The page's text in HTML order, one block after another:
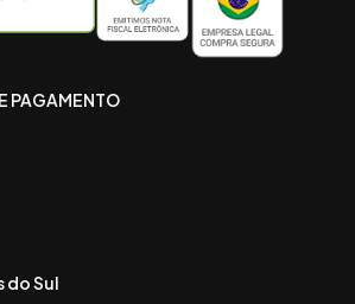
PAGAMENTO
do Sul